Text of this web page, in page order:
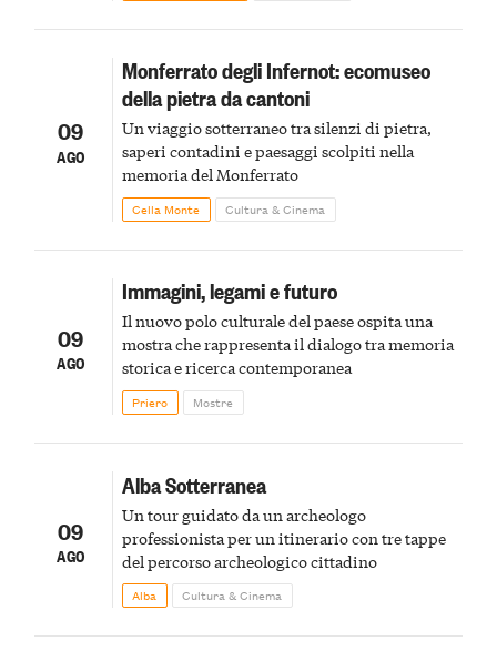
09
AGO
Monferrato degli Infernot: ecomuseo
della pietra da cantoni
Un viaggio sotterraneo tra silenzi di pietra,
saperi contadini e paesaggi scolpiti nella
memoria del Monferrato
Cella Monte Cultura & Cinema
09
AGO
Immagini, legami e futuro
Il nuovo polo culturale del paese ospita una
mostra che rappresenta il dialogo tra memoria
storica e ricerca contemporanea
Priero Mostre
09
AGO
Alba Sotterranea
Un tour guidato da un archeologo
professionista per un itinerario con tre tappe
del percorso archeologico cittadino
Alba Cultura & Cinema